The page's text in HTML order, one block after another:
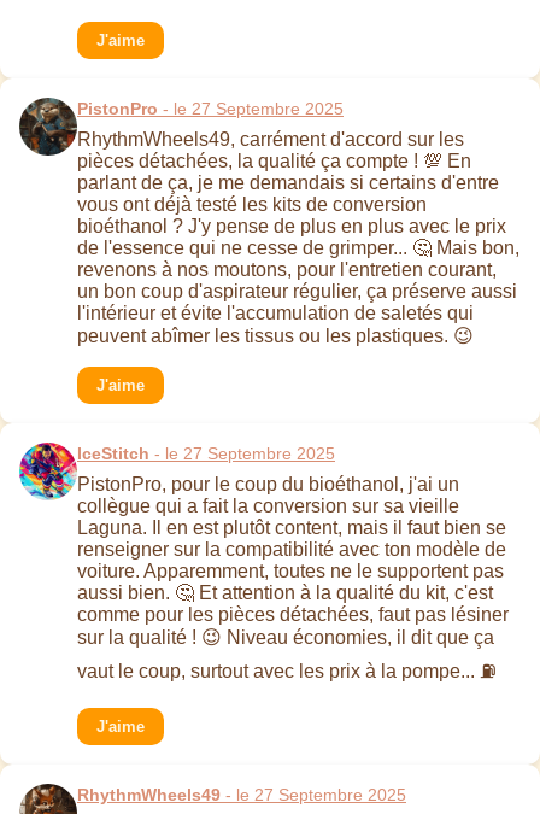
J'aime
PistonPro - le 27 Septembre 2025
RhythmWheels49, carrément d'accord sur les
pièces détachées, la qualité ça compte ! 💯 En
parlant de ça, je me demandais si certains d'entre
vous ont déjà testé les kits de conversion
bioéthanol ? J'y pense de plus en plus avec le prix
de l'essence qui ne cesse de grimper... 🤔 Mais bon,
revenons à nos moutons, pour l'entretien courant,
un bon coup d'aspirateur régulier, ça préserve aussi
l'intérieur et évite l'accumulation de saletés qui
peuvent abîmer les tissus ou les plastiques. 😉
J'aime
IceStitch - le 27 Septembre 2025
PistonPro, pour le coup du bioéthanol, j'ai un
collègue qui a fait la conversion sur sa vieille
Laguna. Il en est plutôt content, mais il faut bien se
renseigner sur la compatibilité avec ton modèle de
voiture. Apparemment, toutes ne le supportent pas
aussi bien. 🤔 Et attention à la qualité du kit, c'est
comme pour les pièces détachées, faut pas lésiner
sur la qualité ! 😉 Niveau économies, il dit que ça
vaut le coup, surtout avec les prix à la pompe... ⛽
J'aime
RhythmWheels49 - le 27 Septembre 2025